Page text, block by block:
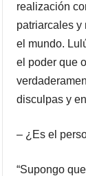
realización
patriarcales y
el mundo.
el poder que
disculpas y
– ¿Es el
“Supongo